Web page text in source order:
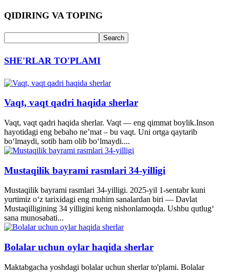
QIDIRING VA TOPING
SHE'RLAR TO'PLAMI
Vaqt, vaqt qadri haqida sherlar
Vaqt, vaqt qadri haqida sherlar. Vaqt — eng qimmat boylik.Inson
hayotidagi eng bebaho ne’mat – bu vaqt. Uni ortga qaytarib
bo‘lmaydi, sotib ham olib bo‘lmaydi....
Mustaqilik bayrami rasmlari 34-yilligi
Mustaqilik bayrami rasmlari 34-yilligi. 2025-yil 1-sentabr kuni
yurtimiz o‘z tarixidagi eng muhim sanalardan biri — Davlat
Mustaqilligining 34 yilligini keng nishonlamoqda. Ushbu qutlug‘
sana munosabati...
Bolalar uchun oylar haqida sherlar
Maktabgacha yoshdagi bolalar uchun sherlar to'plami. Bolalar